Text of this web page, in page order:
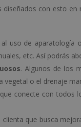
con esto
uso de aparatología
etc. Así podrás
. Algunos de los
o el drenaje
conecte con todos
que busca